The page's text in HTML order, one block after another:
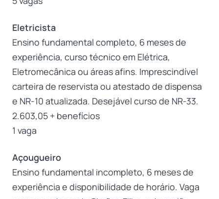
Eletricista
Ensino fundamental completo, 6 meses de
experiência, curso técnico em Elétrica,
Eletromecânica ou áreas afins. Imprescindível
carteira de reservista ou atestado de dispensa
e NR-10 atualizada. Desejável curso de NR-33.
2.603,05 + benefícios
1 vaga
Açougueiro
Ensino fundamental incompleto, 6 meses de
experiência e disponibilidade de horário. Vaga